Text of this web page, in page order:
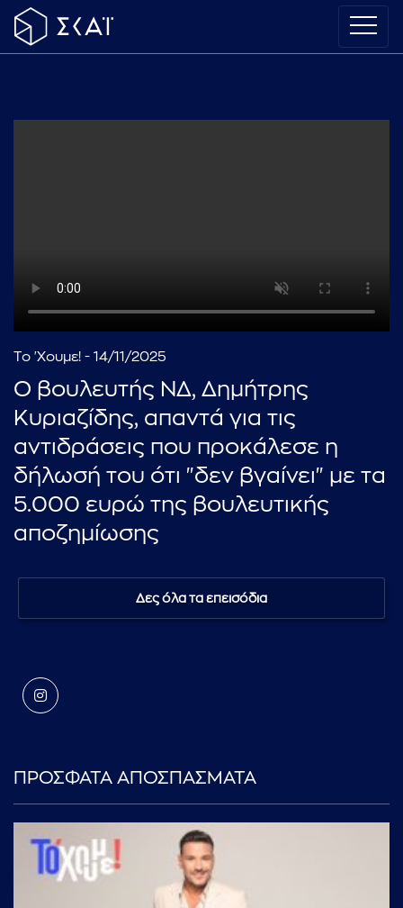
Το 'Χουμε! - 14/11/2025
Ο βουλευτής ΝΔ, Δημήτρης
Κυριαζίδης, απαντά για τις
αντιδράσεις που προκάλεσε η
δήλωσή του ότι "δεν βγαίνει" με τα
5.000 ευρώ της βουλευτικής
αποζημίωσης
Δες όλα τα επεισόδια
ΠΡΟΣΦΑΤΑ ΑΠΟΣΠΑΣΜΑΤΑ